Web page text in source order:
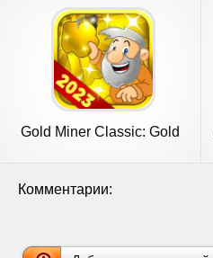
Gold Miner Classic: Gold
Комментарии: